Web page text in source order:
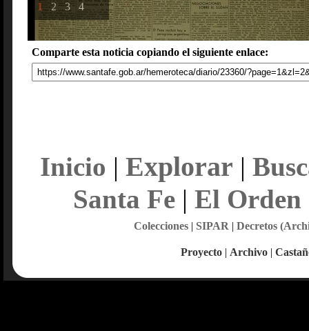
1 2 3 4
Comparte esta noticia copiando el siguiente enlace:
Inicio | Explorar |
Santa Fe| El Orden
Colecciones| SIPAR | Decretos
Proyecto | Archivo |